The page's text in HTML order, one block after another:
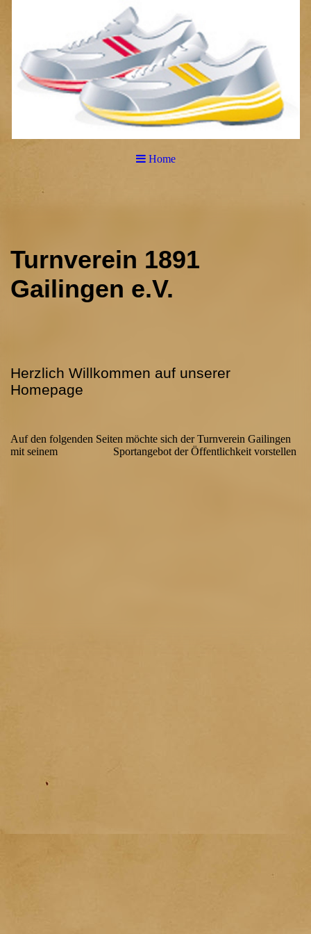
Home
Turnverein 1891
Gailingen e.V.
Herzlich Willkommen auf unserer
Homepage
Auf den folgenden Seiten möchte sich der Turnverein Gailingen
mit seinem Sportangebot der Öffentlichkeit vorstellen